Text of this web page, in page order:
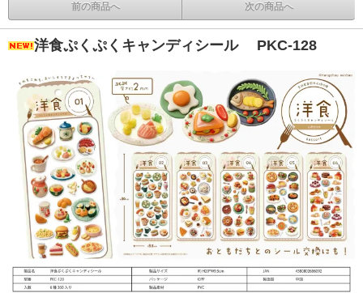
前の商品へ 次の商品へ
洋食ぷくぷくキャンディシール PKC-128